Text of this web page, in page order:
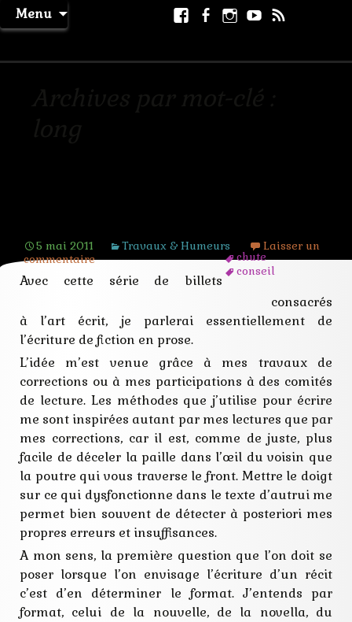
Menu
Aller
au
Facebook
Facebook
page
Instagram
Youtube
5 mai 2011 Travaux & Humeurs
chute
conseil
format
idee
intrigue
long
méthode
nouvelle
plan
protagoniste
récit
roman
situation
Laisser un
commentaire
Avec cette série de billets
consacrés
à l’art écrit, je parlerai essentiellement de
l’écriture de fiction en prose.
L’idée m’est venue grâce à mes travaux de
corrections ou à mes participations à des comités
de lecture. Les méthodes que j’utilise pour écrire
me sont inspirées autant par mes lectures que par
mes corrections, car il est, comme de juste, plus
facile de déceler la paille dans l’œil du voisin que
la poutre qui vous traverse le front. Mettre le doigt
sur ce qui dysfonctionne dans le texte d’autrui me
permet bien souvent de détecter à posteriori mes
propres erreurs et insuffisances.
A mon sens, la première question que l’on doit se
poser lorsque l’on envisage l’écriture d’un récit
c’est d’en déterminer le format. J’entends par
format, celui de la nouvelle, de la novella, du